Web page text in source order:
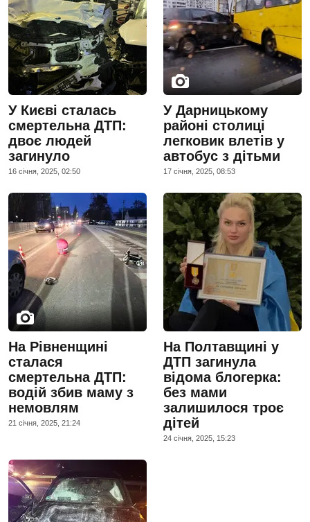
У Києві сталась
смертельна ДТП:
двоє людей
загинуло
16 сiчня, 2025, 02:50
У Дарницькому
районі столиці
легковик влетів у
автобус з дітьми
17 сiчня, 2025, 08:53
На Рівненщині
сталася
смертельна ДТП:
водій збив маму з
немовлям
21 сiчня, 2025, 21:24
На Полтавщині у
ДТП загинула
відома блогерка:
без мами
залишилося троє
дітей
24 сiчня, 2025, 15:23